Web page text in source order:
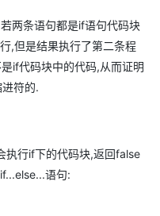
两条语句都是if语句代码块
,但是结果执行了第二条程
if代码块中的代码,从而证明
符的.
执行if下的代码块,返回false
语句: